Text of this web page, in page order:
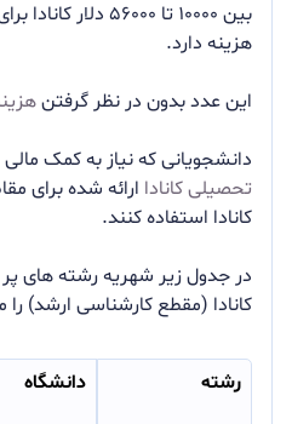
بین ۱۰۰۰۰ تا ۵۶۰۰۰
هزینه دارد.
این عدد بدون در نظر گرفتن
دانشجویانی که نیاز به کمک مالی
تحصیلی کانادا ارائه شده برای
کانادا استفاده کنند.
در جدول زیر شهریه رشته های
کانادا (مقطع کارشناسی ارشد) را
رشته دانشگاه